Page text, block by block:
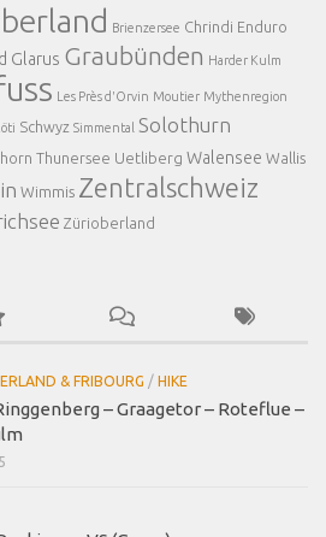
Brienzersee Chrindi Enduro
Glarus Graubünden Harder Kulm
Les Près d'Orvin Moutier Mythenregion
Schwyz Simmental Solothurn
Thunersee Uetliberg Walensee Wallis
Wimmis Zentralschweiz
Zürioberland
& FRIBOURG / HIKE
– Graagetor – Roteflue –